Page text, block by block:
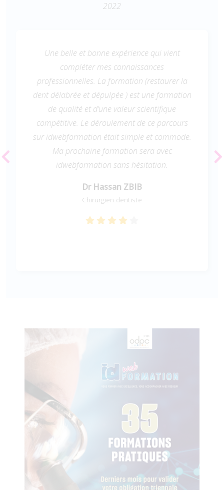
2022
Une belle et bonne expérience qui vient
compléter mes connaissances
professionnelles. La formation (restaurer la
dent délabrée et dépulpée ) est une formation
de qualité et d’une valeur scientifique
compétitive. Le déroulement de ce parcours
sur idwebformation était simple et commode.
Ma prochaine formation sera avec
idwebformation sans hésitation.
Dr Hassan ZBIB
Chirurgien dentiste